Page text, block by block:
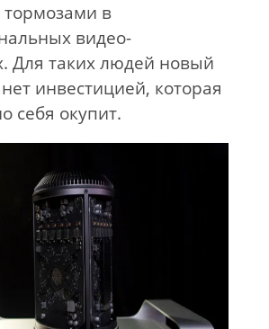
тормозами в
видео-
Для таких людей новый
инвестицией, которая
себя окупит.